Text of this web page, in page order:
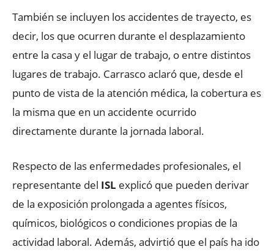
También se incluyen los accidentes de trayecto, es
decir, los que ocurren durante el desplazamiento
entre la casa y el lugar de trabajo, o entre distintos
lugares de trabajo. Carrasco aclaró que, desde el
punto de vista de la atención médica, la cobertura es
la misma que en un accidente ocurrido
directamente durante la jornada laboral.
Respecto de las enfermedades profesionales, el
representante del ISL explicó que pueden derivar
de la exposición prolongada a agentes físicos,
químicos, biológicos o condiciones propias de la
actividad laboral. Además, advirtió que el país ha ido